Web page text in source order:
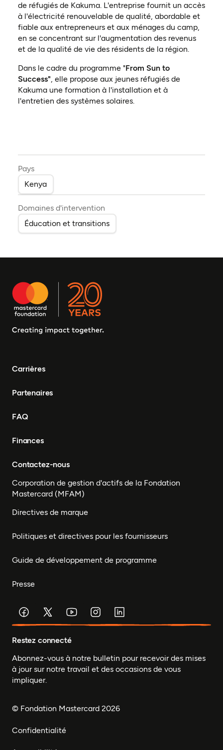
de réfugiés de Kakuma. L'entreprise fournit un accès
à l'électricité renouvelable de qualité, abordable et
fiable aux entrepreneurs et aux ménages du camp,
en se concentrant sur l'augmentation des revenus
et de la qualité de vie des résidents de la région.
Dans le cadre du programme "From Sun to
Success", elle propose aux jeunes réfugiés de
Kakuma une formation à l'installation et à
l'entretien des systèmes solaires.
Pays
Kenya
Domaines d'intervention
Éducation et transitions
Carrières
Partenaires
FAQ
Finances
Contactez-nous
Corporation de gestion d'actifs de la Fondation
Mastercard (MFAM)
Directives de marque
Politiques et directives pour les fournisseurs
Guide de développement de programme
Presse
Restez connecté
Abonnez-vous à notre bulletin pour recevoir des mises
à jour sur notre travail et des occasions de vous
impliquer.
© Fondation Mastercard 2026
Confidentialité